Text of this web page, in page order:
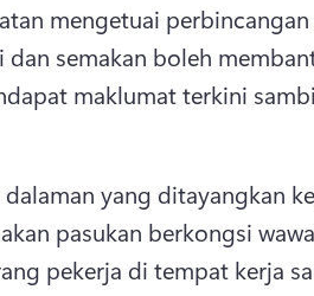
mengetuai
dan semakan boleh
maklumat terkini
yang ditayangkan
pasukan berkongsi
pekerja di tempat kerja